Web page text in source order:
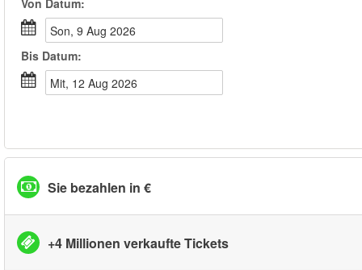
Von Datum:
Son, 9 Aug 2026
Bis Datum:
Mit, 12 Aug 2026
Sie bezahlen in €
+4 Millionen verkaufte Tickets